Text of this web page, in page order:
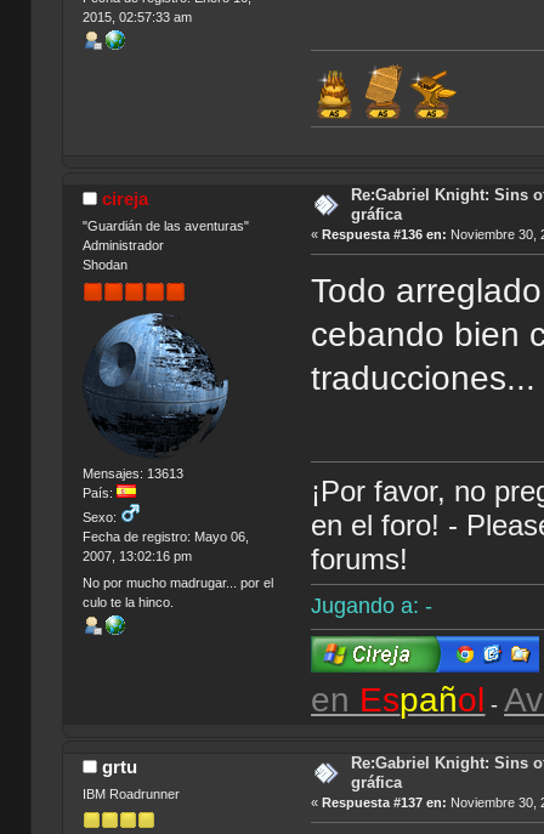
2015, 02:57:33 am
cireja
"Guardián de las aventuras"
Administrador
Shodan
Mensajes: 13613
País:
Sexo:
Fecha de registro: Mayo 06,
2007, 13:02:16 pm
No por mucho madrugar... por el
culo te la hinco.
Re:Gabriel Knight: Sins
gráfica
«Respuesta #136 en: Noviembre 30,
Todo
cebando bien
¡Por favor, no
en el foro! -
forums!
Jugando a: -
en Español -
grtu
IBM Roadrunner
Re:Gabriel Knight: Sins
gráfica
« Respuesta #137 en: Noviembre 30,